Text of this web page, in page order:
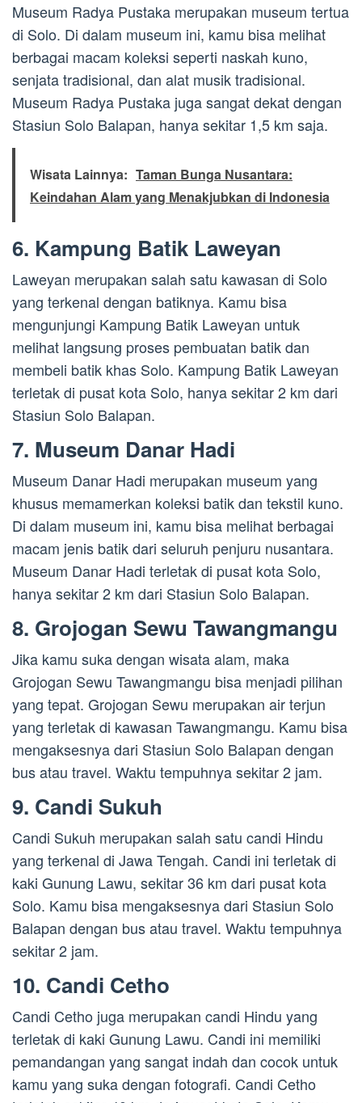
Museum Radya Pustaka merupakan museum tertua
di Solo. Di dalam museum ini, kamu bisa melihat
berbagai macam koleksi seperti naskah kuno,
senjata tradisional, dan alat musik tradisional.
Museum Radya Pustaka juga sangat dekat dengan
Stasiun Solo Balapan, hanya sekitar 1,5 km saja.
Wisata Lainnya: Taman Bunga Nusantara:
Keindahan Alam yang Menakjubkan di Indonesia
6. Kampung Batik Laweyan
Laweyan merupakan salah satu kawasan di Solo
yang terkenal dengan batiknya. Kamu bisa
mengunjungi Kampung Batik Laweyan untuk
melihat langsung proses pembuatan batik dan
membeli batik khas Solo. Kampung Batik Laweyan
terletak di pusat kota Solo, hanya sekitar 2 km dari
Stasiun Solo Balapan.
7. Museum Danar Hadi
Museum Danar Hadi merupakan museum yang
khusus memamerkan koleksi batik dan tekstil kuno.
Di dalam museum ini, kamu bisa melihat berbagai
macam jenis batik dari seluruh penjuru nusantara.
Museum Danar Hadi terletak di pusat kota Solo,
hanya sekitar 2 km dari Stasiun Solo Balapan.
8. Grojogan Sewu Tawangmangu
Jika kamu suka dengan wisata alam, maka
Grojogan Sewu Tawangmangu bisa menjadi pilihan
yang tepat. Grojogan Sewu merupakan air terjun
yang terletak di kawasan Tawangmangu. Kamu bisa
mengaksesnya dari Stasiun Solo Balapan dengan
bus atau travel. Waktu tempuhnya sekitar 2 jam.
9. Candi Sukuh
Candi Sukuh merupakan salah satu candi Hindu
yang terkenal di Jawa Tengah. Candi ini terletak di
kaki Gunung Lawu, sekitar 36 km dari pusat kota
Solo. Kamu bisa mengaksesnya dari Stasiun Solo
Balapan dengan bus atau travel. Waktu tempuhnya
sekitar 2 jam.
10. Candi Cetho
Candi Cetho juga merupakan candi Hindu yang
terletak di kaki Gunung Lawu. Candi ini memiliki
pemandangan yang sangat indah dan cocok untuk
kamu yang suka dengan fotografi. Candi Cetho